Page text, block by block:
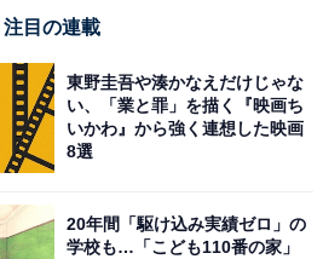
注目の連載
東野圭吾や湊かなえだけじゃな
い、「業と罪」を描く『映画ち
いかわ』から強く連想した映画
8選
20年間「駆け込み実績ゼロ」の
学校も…「こども110番の家」